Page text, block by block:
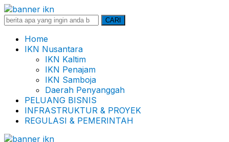
Search
CARI
Home
IKN Nusantara
IKN Kaltim
IKN Penajam
IKN Samboja
Daerah Penyanggah
PELUANG BISNIS
INFRASTRUKTUR & PROYEK
REGULASI & PEMERINTAH